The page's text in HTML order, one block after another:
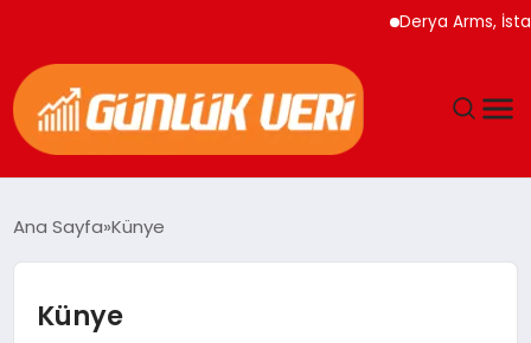
Derya Arms,
GÜNDEM
YAŞAM
Ana Sayfa Künye
Künye